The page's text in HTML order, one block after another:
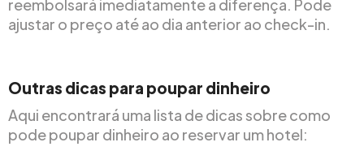
reembolsará imediatamente a diferença. Pode
ajustar o preço até ao dia anterior ao check-in.
Outras dicas para poupar dinheiro
Aqui encontrará uma lista de dicas sobre como
pode poupar dinheiro ao reservar um hotel: